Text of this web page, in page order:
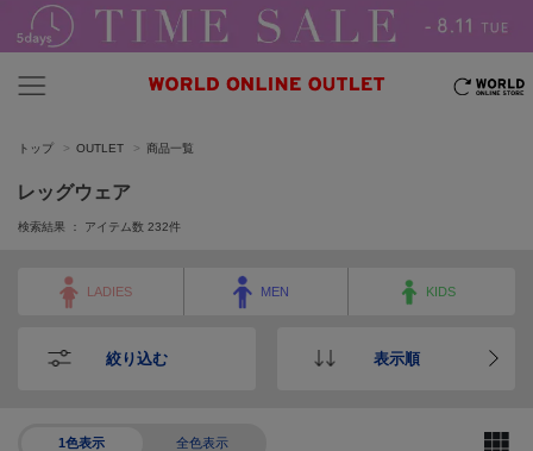
トップ OUTLET 商品一覧
レッグウェア
検索結果 ： アイテム数 232件
LADIES MEN KIDS
絞り込む 表示順
1色表示 全色表示